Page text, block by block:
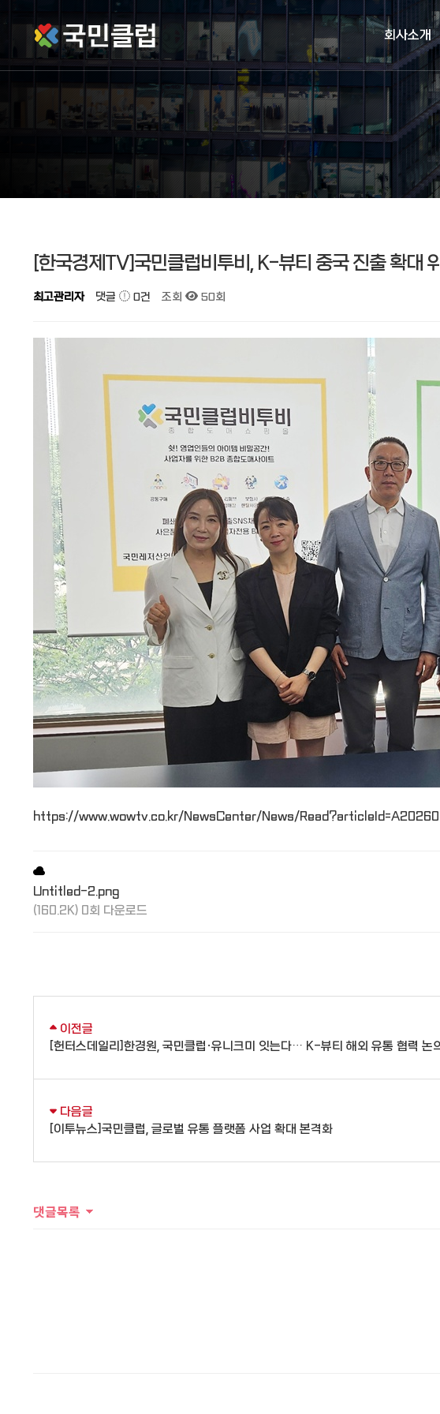
회사소개
[한국경제TV]국민클럽비투비, K-뷰티 중국 진출 확대
최고관리자 댓글 0건 조회 50회
https://www.wowtv.co.kr/NewsCenter/News/
Untitled-2.png
(160.2K) 0회 다운로드
이전글
[헌터스데일리]한경원, 국민클럽·유니크미 잇는다… K-뷰티 해외 유통 협력 논
다음글
[이투뉴스]국민클럽, 글로벌 유통 플랫폼 사업 확대 본격화
댓글목록